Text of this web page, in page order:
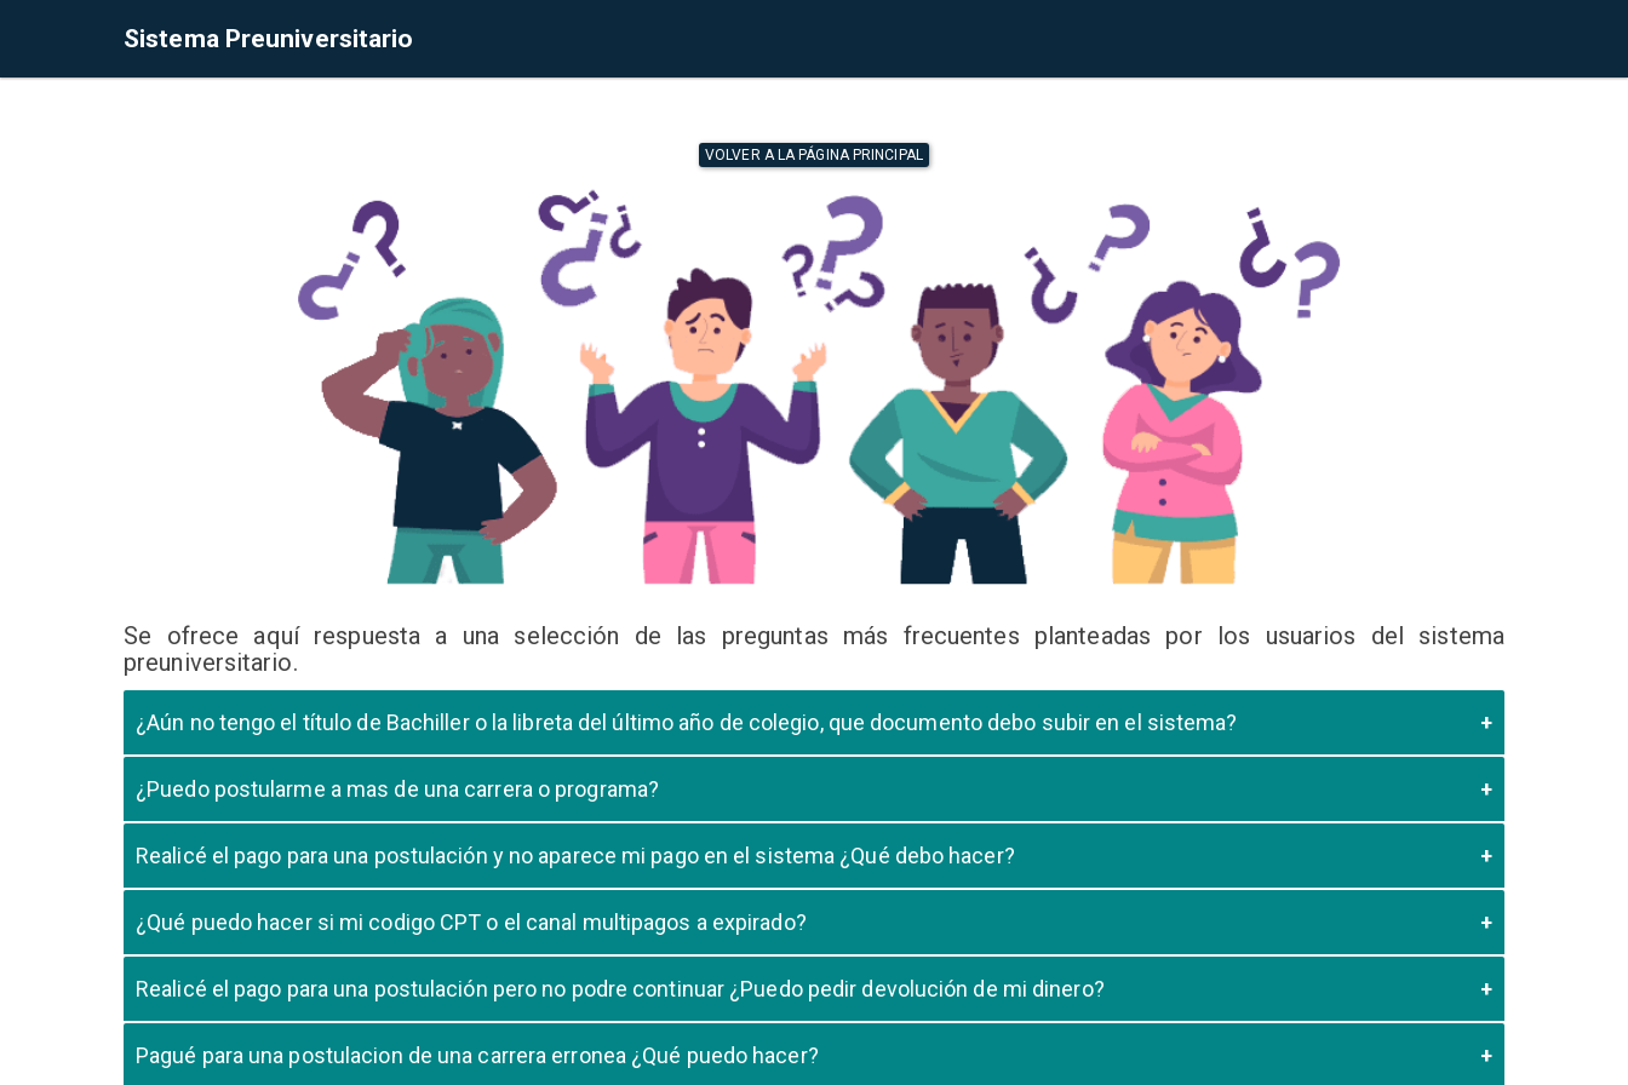
Sistema Preuniversitario
VOLVER A LA PÁGINA PRINCIPAL
Se ofrece aquí respuesta a una selección de las preguntas más frecuentes planteadas por los usuarios del sistema
preuniversitario.
¿Aún no tengo el título de Bachiller o la libreta del último año de colegio, que documento debo subir en el sistema?
cursando el ultimo año.
¿Puedo postularme a mas de una carrera o programa?
Realicé el pago para una postulación y no aparece mi pago en el sistema ¿Qué debo hacer?
pago, debe comunicarse con su unidad de admisión e indicar que no se registró su pago.
¿Qué puedo hacer si mi codigo CPT o el canal multipagos a expirado?
su postulación.
Realicé el pago para una postulación pero no podre continuar ¿Puedo pedir devolución de mi dinero?
Pagué para una postulacion de una carrera erronea ¿Qué puedo hacer?